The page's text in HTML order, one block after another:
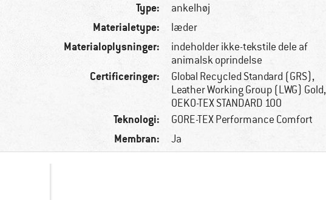
Type: ankelhøj
Materialetype: læder
Materialoplysninger:
indeholder ikke-tekstile dele af
animalsk oprindelse
Certificeringer:
Global Recycled Standard (GRS),
Leather Working Group (LWG) Gold,
OEKO-TEX STANDARD 100
Teknologi: GORE-TEX Performance Comfort
Membran: Ja